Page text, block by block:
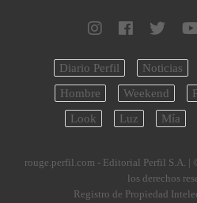
Diario Perfil Noticias
Hombre
Weekend
Look
Luz Mía
rouge.perfil.com - Editorial Perfil S.A. |
los derechos
Registro de Propiedad